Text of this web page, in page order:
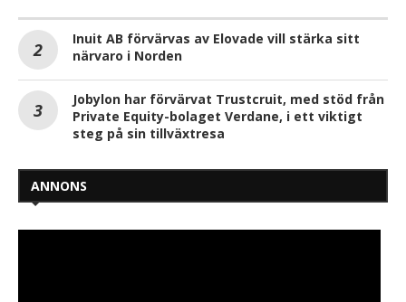
Inuit AB förvärvas av Elovade vill stärka sitt
närvaro i Norden
Jobylon har förvärvat Trustcruit, med stöd från
Private Equity-bolaget Verdane, i ett viktigt
steg på sin tillväxtresa
ANNONS